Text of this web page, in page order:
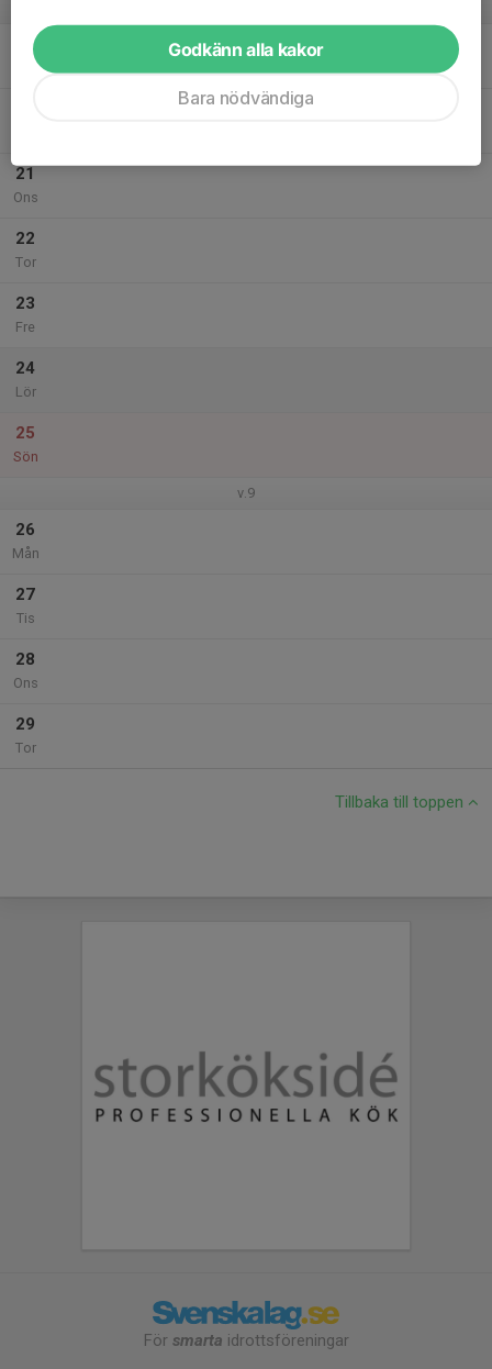
19
Mån
21
Ons
22
Tor
23
Fre
24
Lör
25
Sön
v.9
26
Mån
27
Tis
28
Ons
29
Tor
Tillbaka till toppen
För smarta idrottsföreningar
Godkänn alla kakor
Bara nödvändiga